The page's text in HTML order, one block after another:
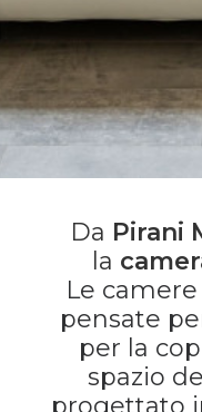
Da Pirani
la
Le
pensate
per la
spazio
progettato